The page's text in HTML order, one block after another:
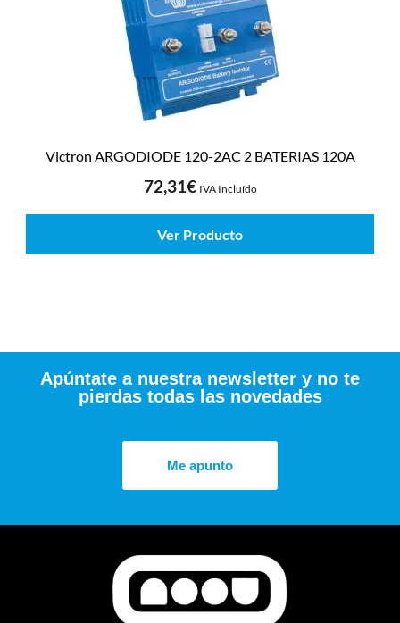
Victron ARGODIODE 120-2AC 2 BATERIAS 120A
72,31€ IVA Incluído
Ver Producto
Apúntate a nuestra newsletter y no te
pierdas todas las novedades
Me apunto